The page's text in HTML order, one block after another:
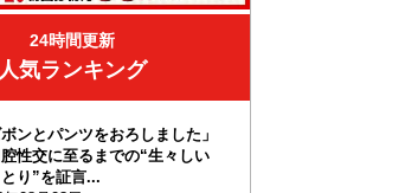
24時間更新
人気ランキング
ボンとパンツをおろしました」
性交に至るまでの“生々しい
り”を証言...